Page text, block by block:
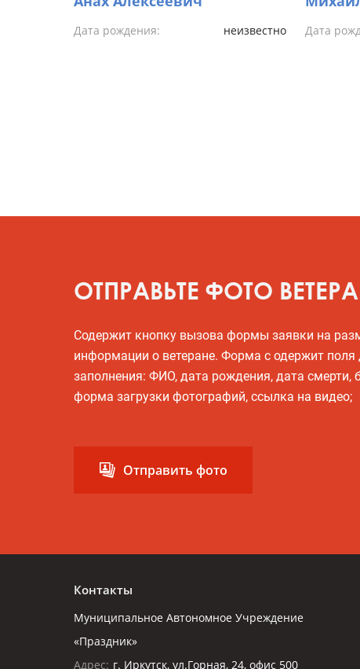
Дата рождения: неизвестно Дата
ОТПРАВЬТЕ ФОТО
Содержит кнопку вызова формы заявки на
информации о ветеране. Форма с одержит поля
заполнения: ФИО, дата рождения, дата смерти,
форма загрузки фотографий, ссылка на видео;
Отправить фото
Контакты
Муниципальное Автономное Учреждение
«Праздник»
Адрес: г. Иркутск, ул.Горная, 24, офис 500